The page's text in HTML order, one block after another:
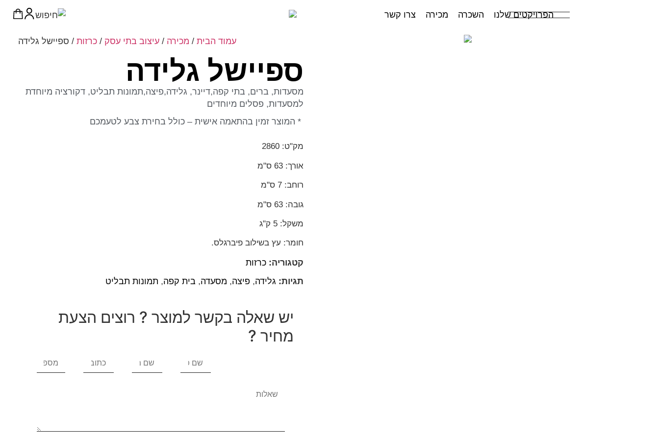
הפרויקטים שלנו השכרה מכירה צרו קשר
עמוד הבית / מכירה /עיצוב בתי עסק /כרזות / ספיישל גלידה
ספיישל גלידה
מסעדות, ברים, בתי קפה,דיינר, גלידה,פיצה,תמונות תבליט, דקורציה מיוחדת
למסעדות, פסלים מיוחדים
* המוצר זמין בהתאמה אישית – כולל בחירת צבע לטעמכם
מק"ט: 2860
אורך: 63 ס"מ
רוחב: 7 ס"מ
גובה: 63 ס"מ
משקל: 5 ק"ג
חומר: עץ בשילוב פיברגלס.
קטגוריה: כרזות
תגיות: גלידה, פיצה, מסעדה, בית קפה, תמונות תבליט
יש שאלה בקשר למוצר ? רוצים הצעת
מחיר ?